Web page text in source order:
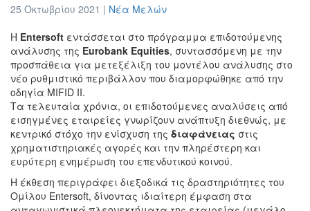
25 Οκτωβρίου 2021 | Νέα Μελών
H Entersoft εντάσσεται στο πρόγραμμα επιδοτούμενης
ανάλυσης της Eurobank Equities, συντασσόμενη με την
προσπάθεια για μετεξέλιξη του μοντέλου ανάλυσης στο
νέο ρυθμιστικό περιβάλλον που διαμορφώθηκε από την
οδηγία MIFID II.
Τα τελευταία χρόνια, οι επιδοτούμενες αναλύσεις από
εισηγμένες εταιρείες γνωρίζουν ανάπτυξη διεθνώς, με
κεντρικό στόχο την ενίσχυση της διαφάνειας στις
χρηματιστηριακές αγορές και την πληρέστερη και
ευρύτερη ενημέρωση του επενδυτικού κοινού.
Η έκθεση περιγράφει διεξοδικά τις δραστηριότητες του
Ομίλου Entersoft, δίνοντας ιδιαίτερη έμφαση στα